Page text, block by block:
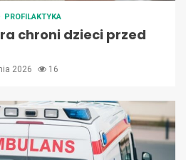
PROFILAKTYKA
chroni dzieci przed
2026 16